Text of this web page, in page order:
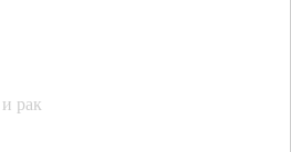
рак